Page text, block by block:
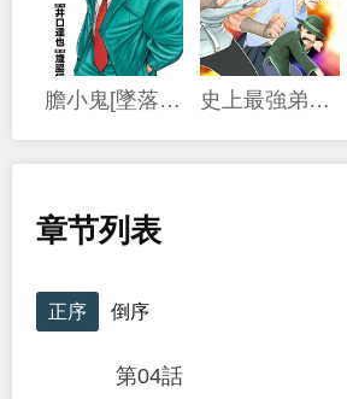
膽小鬼[墜落]前夜之故事 史上最強弟子兼一2 達人篇
章节列表
正序 倒序
第04話